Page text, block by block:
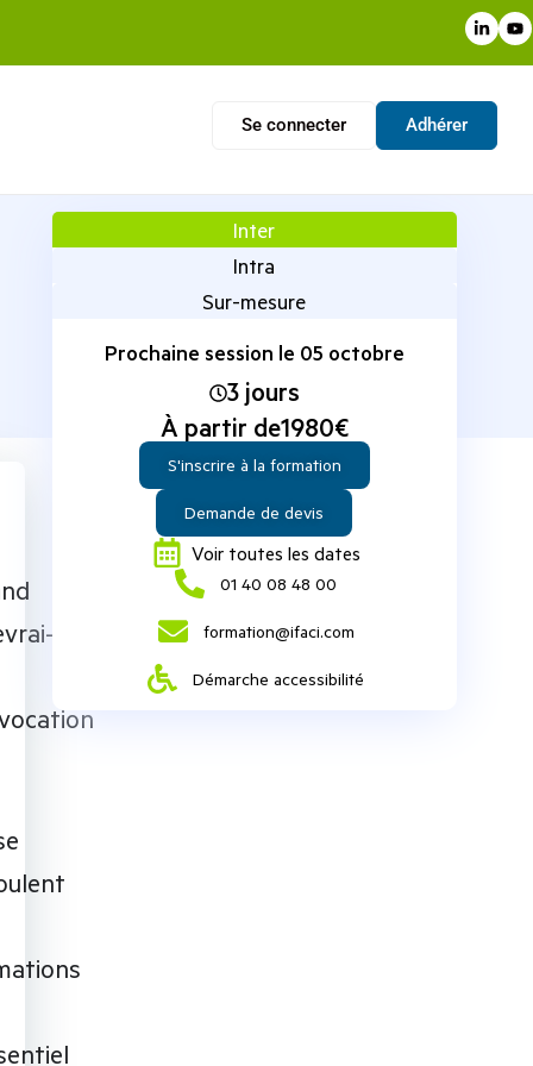
Se connecter Adhérer
Inter
Intra
Sur-mesure
Prochaine session le 05 octobre
3 jours
À partir de1980€
S'inscrire à la formation
Demande de devis
Voir toutes les dates
‭01 40 08 48 00‬
formation@ifaci.com
Démarche accessibilité
je